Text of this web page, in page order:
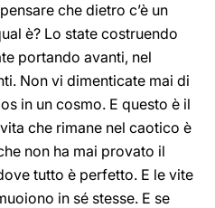
che dietro c’è un
è? Lo state costruendo
portando avanti, nel
Non vi dimenticate mai di
in un cosmo. E questo è il
che rimane nel caotico è
non ha mai provato il
tutto è perfetto. E le vite
in sé stesse. E se